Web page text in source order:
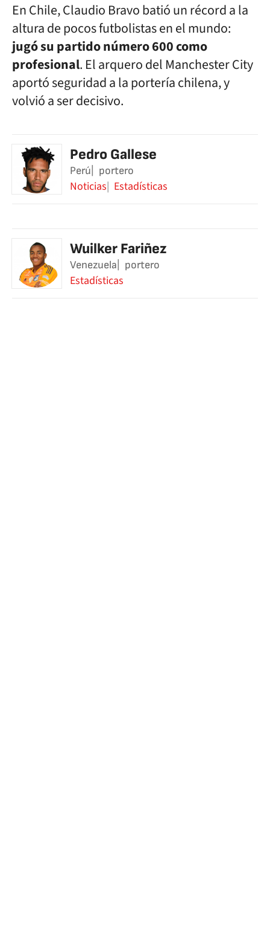
En Chile, Claudio Bravo batió un récord a la
altura de pocos futbolistas en el mundo:
jugó su partido número 600 como
profesional. El arquero del Manchester City
aportó seguridad a la portería chilena, y
volvió a ser decisivo.
Pedro Gallese
Perú portero
Noticias Estadísticas
Wuilker Fariñez
Venezuela portero
Estadísticas